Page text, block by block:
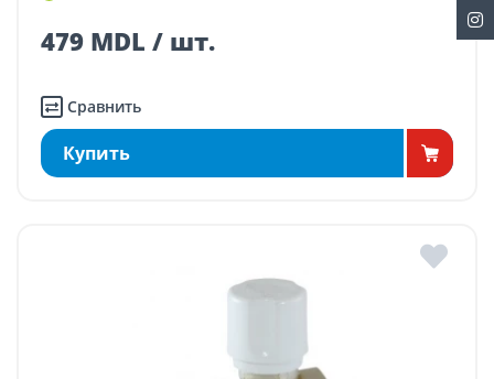
479 MDL / шт.
Сравнить
Купить